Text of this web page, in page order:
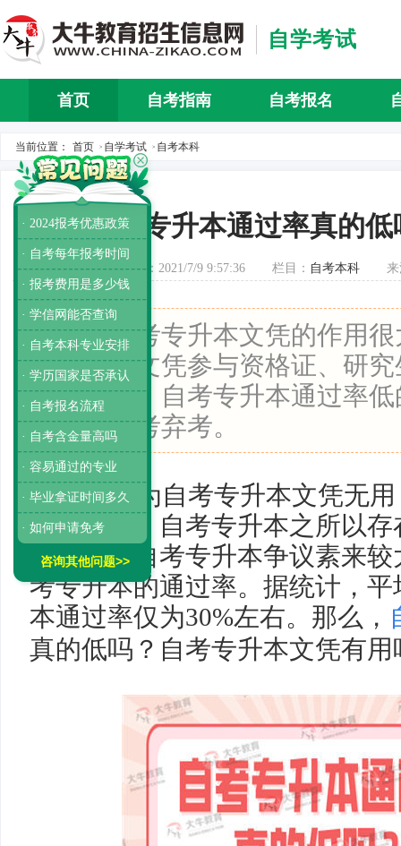
自学考试
首页 自考指南 自考报名
当前位置： 首页 > 自学考试 > 自考本科
自考专升本通过率真的
发布时间：2021/7/9 9:57:36 栏目： 自考本科
导读：自考专升本文凭的作用
自考本科文凭参与资格证、研
试。此外，自考专升本通过率
数考生缺考弃考。
有人认为自考专升本文凭无
既是道理，自考专升本之所以
理由。而自考专升本争议素来
考专升本的通过率。据统计，
本通过率仅为30%左右。那么，
真的低吗？自考专升本文凭有用
· 2024报考优惠政策
· 自考每年报考时间
· 报考费用是多少钱
· 学信网能否查询
· 自考本科专业安排
· 学历国家是否承认
· 自考报名流程
· 自考含金量高吗
· 容易通过的专业
· 毕业拿证时间多久
· 如何申请免考
咨询其他问题>>